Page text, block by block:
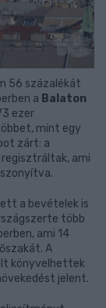
56 százalékát
a Balaton
ezer
mint egy
zárt: a
ami
a bevételek is
több
ami 14
A
könyvelhettek
jelent.